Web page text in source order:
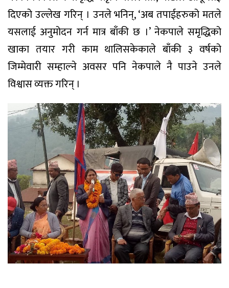
दिएको उल्लेख गरिन् । उनले भनिन्, ‘अब तपाईहरुको मतले
यसलाई अनुमोदन गर्न मात्र बाँकी छ ।’ नेकपाले समृद्धिको
खाका तयार गरी काम थालिसकेकाले बाँकी ३ वर्षको
जिम्मेवारी सम्हाल्ने अवसर पनि नेकपाले नै पाउने उनले
विश्वास व्यक्त गरिन् ।